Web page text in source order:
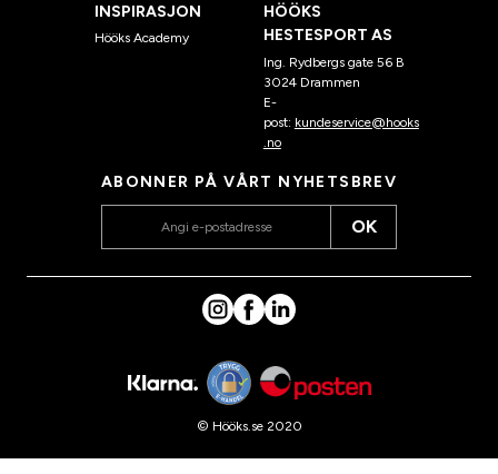
INSPIRASJON
Hööks Academy
HÖÖKS
HESTESPORT AS
Ing. Rydbergs gate 56 B
3024 Drammen
E-
post: kundeservice@hooks
.no
ABONNER PÅ VÅRT NYHETSBREV
OK
© Hööks.se 2020